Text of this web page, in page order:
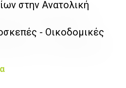
στην Ανατολική
- Οικοδομικές